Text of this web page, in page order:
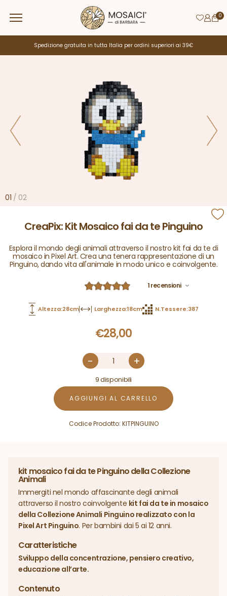
Spedizione gratuita in tutta Italia per ordini superiori ai 39€
CreaPix: Kit Mosaico fai da te Pinguino
Esplora il mondo degli animali attraverso il nostro kit fai da te di
mosaico in Pixel Art. Crea una tenera rappresentazione di un
Pinguino, dando vita all'animale in modo unico e coinvolgente.
1 recensioni
Altezza:28cm Larghezza:18cm N.Tessere:387
€28,00
9 disponibili
- +
AGGIUNGI AL CARRELLO
Codice Prodotto: KITPINGUINO
01 / 02
kit mosaico fai da te Pinguino della Collezione
Animali
Immergiti nel mondo affascinante degli animali
attraverso il nostro coinvolgente kit fai da te in mosaico
della Collezione Animali Pinguino realizzato con la
Pixel Art Pinguino. Per bambini dai 5 ai 12 anni.
Caratteristiche
Sviluppo della concentrazione, pensiero creativo,
educazione all’arte.
Contenuto
0